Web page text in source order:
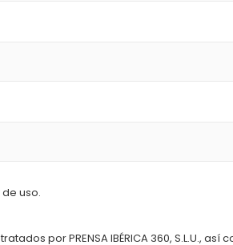
uso.
por PRENSA IBÉRICA 360, S.L.U., así